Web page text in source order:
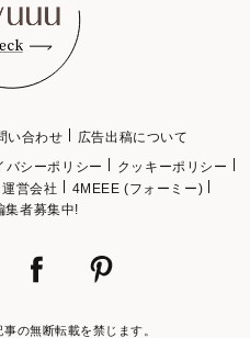
い合わせ
広告出稿について
バシーポリシー
クッキーポリシー
運営会社
4MEEE (フォーミー)
集者募集中!
の無断転載を禁じます。